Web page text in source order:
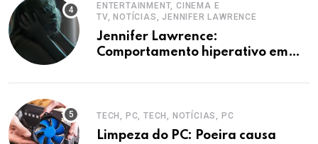
ENTERTAINMENT, CINEMA E
TV, NOTÍCIAS, JENNIFER LAWRENCE
Jennifer Lawrence:
Comportamento hiperativo em
defesa.
TECH, PC, TECH, NOTÍCIAS, PC
Limpeza do PC: Poeira causa